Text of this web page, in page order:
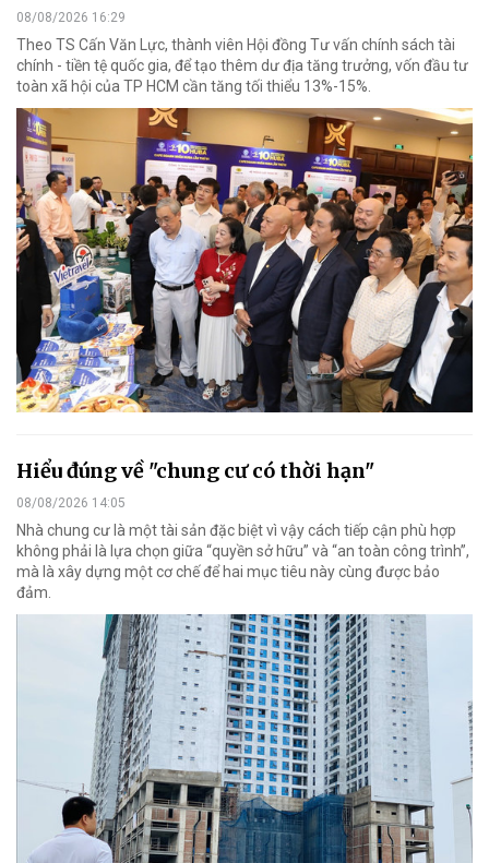
08/08/2026 16:29
Theo TS Cấn Văn Lực, thành viên Hội đồng Tư vấn chính sách tài
chính - tiền tệ quốc gia, để tạo thêm dư địa tăng trưởng, vốn đầu tư
toàn xã hội của TP HCM cần tăng tối thiểu 13%-15%.
Hiểu đúng về "chung cư có thời hạn"
08/08/2026 14:05
Nhà chung cư là một tài sản đặc biệt vì vậy cách tiếp cận phù hợp
không phải là lựa chọn giữa “quyền sở hữu” và “an toàn công trình”,
mà là xây dựng một cơ chế để hai mục tiêu này cùng được bảo
đảm.